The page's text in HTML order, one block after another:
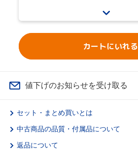
カートにいれる
値下げのお知らせを受け取る
セット・まとめ買いとは
中古商品の品質・付属品について
返品について